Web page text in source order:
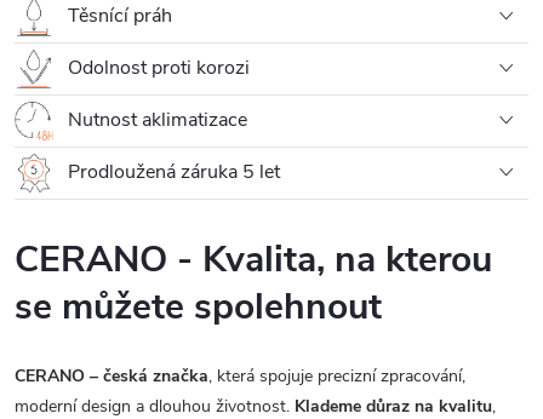
Těsnící práh
Odolnost proti korozi
Nutnost aklimatizace
Prodloužená záruka 5 let
CERANO - Kvalita, na kterou
se můžete spolehnout
CERANO – česká značka, která spojuje precizní zpracování,
moderní design a dlouhou životnost. Klademe důraz na kvalitu,